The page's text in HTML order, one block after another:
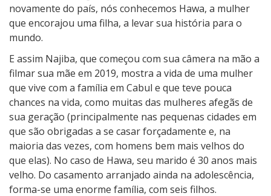
w
a
novamente do país, nós conhecemos Hawa, a mulher
que encorajou uma filha, a levar sua história para o
mundo.
E assim Najiba, que começou com sua câmera na mão a
filmar sua mãe em 2019, mostra a vida de uma mulher
que vive com a família em Cabul e que teve pouca
chances na vida, como muitas das mulheres afegãs de
sua geração (principalmente nas pequenas cidades em
que são obrigadas a se casar forçadamente e, na
maioria das vezes, com homens bem mais velhos do
que elas). No caso de Hawa, seu marido é 30 anos mais
velho. Do casamento arranjado ainda na adolescência,
forma-se uma enorme família, com seis filhos.